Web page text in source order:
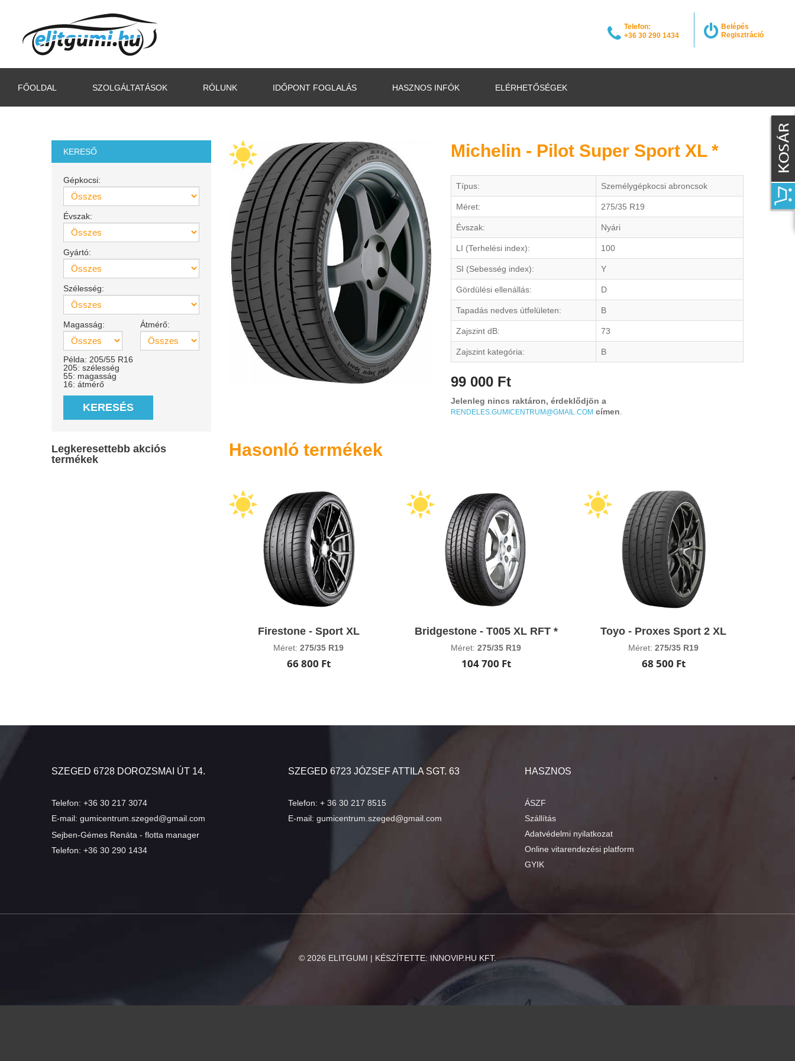
Belépés
Regisztráció
Telefon:
+36 30 290 1434
FŐOLDAL SZOLGÁLTATÁSOK RÓLUNK IDŐPONT FOGLALÁS HASZNOS INFÓK ELÉRHETŐSÉGEK
KERESŐ
Gépkocsi:
Évszak:
Gyártó:
Szélesség:
Magasság: Átmérő:
Példa: 205/55 R16
205: szélesség
55: magasság
16: átmérő
KERESÉS
Legkeresettebb akciós
termékek
Michelin - Pilot Super Sport XL *
Típus: Személygépkocsi abroncsok
Méret: 275/35 R19
Évszak: Nyári
LI (Terhelési index): 100
SI (Sebesség index): Y
Gördülési ellenállás: D
Tapadás nedves útfelületen: B
Zajszint dB: 73
Zajszint kategória: B
99 000 Ft
Jelenleg nincs raktáron, érdeklődjön a
RENDELES.GUMICENTRUM@GMAIL.COM címen
Hasonló termékek
Firestone - Sport XL
Méret:275/35 R19
66 800 Ft
Bridgestone - T005 XL RFT *
Méret:275/35 R19
104 700 Ft
Toyo - Proxes Sport 2 XL
Méret:275/35 R19
68 500 Ft
SZEGED 6728 DOROZSMAI ÚT 14.
Telefon: +36 30 217 3074
E-mail: gumicentrum.szeged@gmail.com
Sejben-Gémes Renáta - flotta manager
Telefon: +36 30 290 1434
SZEGED 6723 JÓZSEF ATTILA SGT. 63
Telefon: + 36 30 217 8515
E-mail: gumicentrum.szeged@gmail.com
HASZNOS
ÁSZF
Szállítás
Adatvédelmi nyilatkozat
Online vitarendezési platform
GYIK
© 2026 ELITGUMI | KÉSZÍTETTE: INNOVIP.HU KFT.